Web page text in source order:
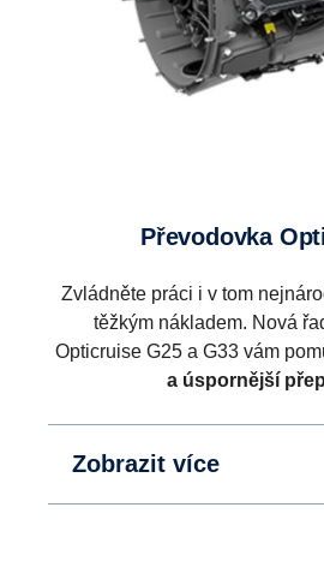
Převodovka
Zvládněte práci i v tom
těžkým nákladem. Nová
Opticruise G25 a G33 vám
a úspornější
Zobrazit více